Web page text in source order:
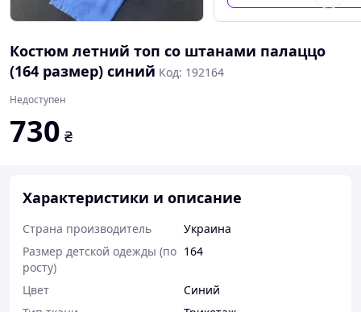
Костюм летний топ со штанами палаццо
(164 размер) синий Код: 192164
Недоступен
730 ₴
Характеристики и описание
Страна производитель
Украина
Размер детской одежды (по
росту)
164
Цвет
Синий